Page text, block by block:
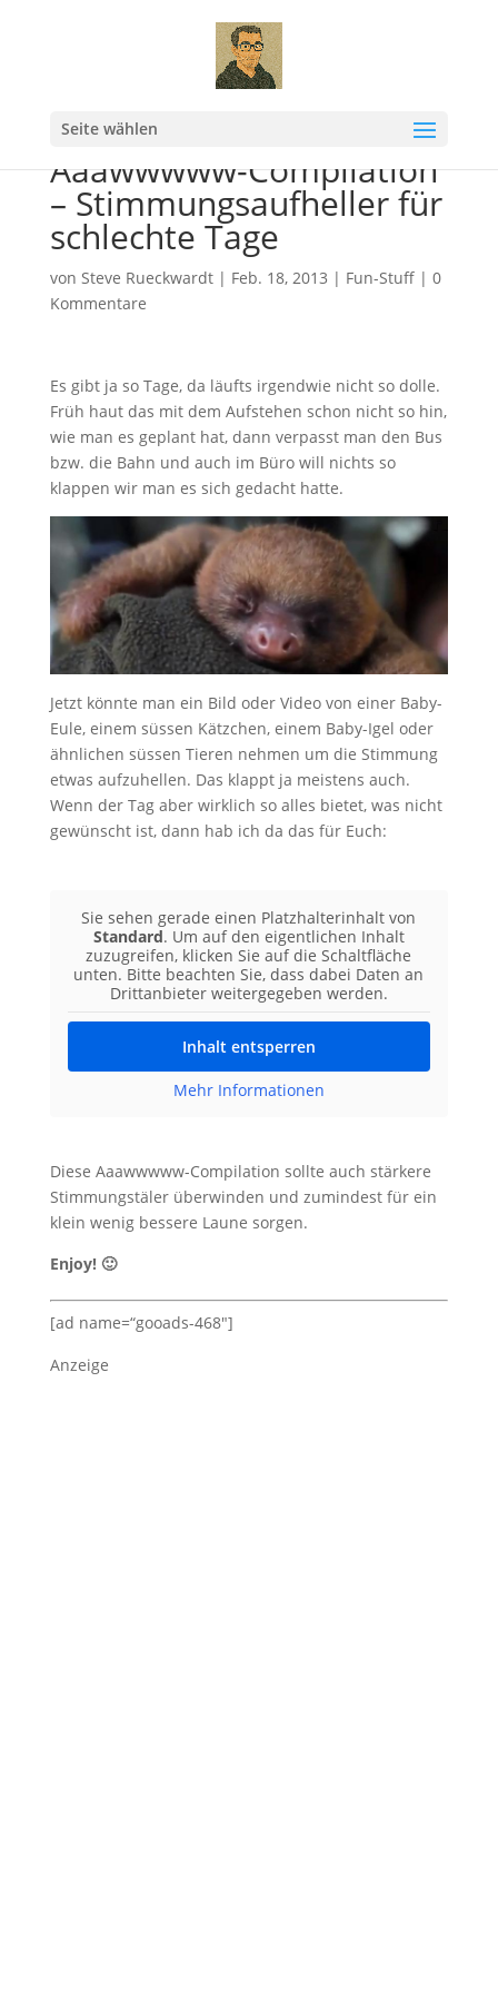
Seite wählen
Aaawwwww-Compilation
– Stimmungsaufheller für
schlechte Tage
von Steve Rueckwardt| Feb. 18, 2013 | Fun-Stuff| 0
Kommentare
Es gibt ja so Tage, da läufts irgendwie nicht so dolle.
Früh haut das mit dem Aufstehen schon nicht so hin,
wie man es geplant hat, dann verpasst man den Bus
bzw. die Bahn und auch im Büro will nichts so
klappen wir man es sich gedacht hatte.
Jetzt könnte man ein Bild oder Video von einer Baby-
Eule, einem süssen Kätzchen, einem Baby-Igel oder
ähnlichen süssen Tieren nehmen um die Stimmung
etwas aufzuhellen. Das klappt ja meistens auch.
Wenn der Tag aber wirklich so alles bietet, was nicht
gewünscht ist, dann hab ich da das für Euch:
Sie sehen gerade einen Platzhalterinhalt von
Standard. Um auf den eigentlichen Inhalt
zuzugreifen, klicken Sie auf die Schaltfläche
unten. Bitte beachten Sie, dass dabei Daten an
Drittanbieter weitergegeben werden.
Inhalt entsperren
Mehr Informationen
Diese Aaawwwww-Compilation sollte auch stärkere
Stimmungstäler überwinden und zumindest für ein
klein wenig bessere Laune sorgen.
Enjoy! 🙂
[ad name=“gooads-468″]
Anzeige